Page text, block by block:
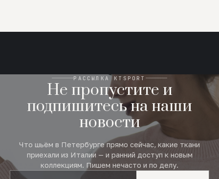
РАССЫЛКА KTSPORT
Не пропустите и
подпишитесь на наши
новости
Что шьём в Петербурге прямо сейчас, какие ткани
приехали из Италии — и ранний доступ к новым
коллекциям. Пишем нечасто и по делу.